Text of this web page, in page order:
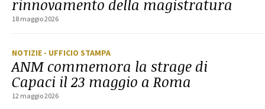
rinnovamento della magistratura
18 maggio 2026
NOTIZIE - UFFICIO STAMPA
ANM commemora la strage di
Capaci il 23 maggio a Roma
12 maggio 2026